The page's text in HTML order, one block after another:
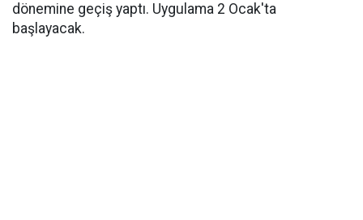
dönemine geçiş yaptı. Uygulama 2 Ocak'ta
başlayacak.